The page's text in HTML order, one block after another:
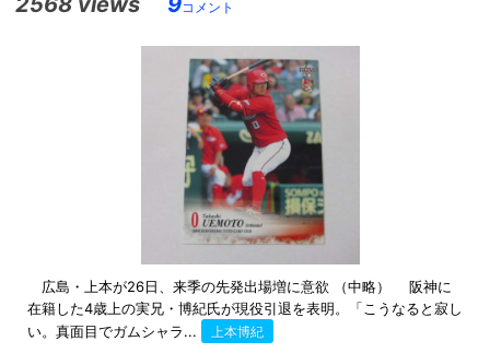
コメント
広島・上本が26日、来季の先発出場増に意欲 （中略） 阪神に
在籍した4歳上の実兄・博紀氏が現役引退を表明。「こうなると寂し
い。真面目でガムシャラ...
上本博紀